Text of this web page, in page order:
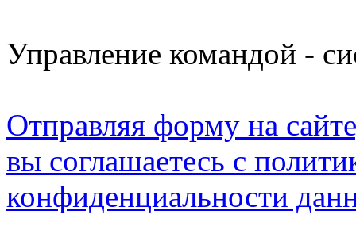
Управление командой -
Отправляя форму на
вы соглашаетесь с
конфиденциальности